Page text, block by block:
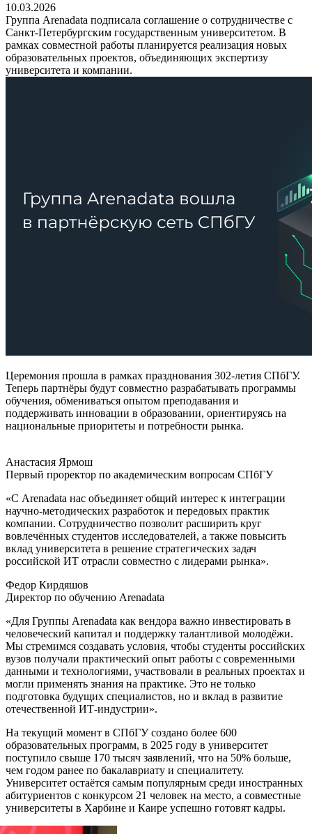
10.03.2026
Группа Arenadata подписала соглашение о сотрудничестве с
Санкт‑Петербургским государственным университетом. В
рамках совместной работы планируется реализация новых
образовательных проектов, объединяющих экспертизу
университета и компании.
Церемония прошла в рамках празднования 302-летия СПбГУ.
Теперь партнёры будут совместно разрабатывать программы
обучения, обмениваться опытом преподавания и
поддерживать инновации в образовании, ориентируясь на
национальные приоритеты и потребности рынка.
Анастасия Ярмош
Первый проректор по академическим вопросам СПбГУ
«С Arenadata нас объединяет общий интерес к интеграции
научно-методических разработок и передовых практик
компании. Сотрудничество позволит расширить круг
вовлечённых студентов исследователей, а также повысить
вклад университета в решение стратегических задач
российской ИТ отрасли совместно с лидерами рынка».
Федор Кирдяшов
Директор по обучению Arenadata
«Для Группы Arenadata как вендора важно инвестировать в
человеческий капитал и поддержку талантливой молодёжи.
Мы стремимся создавать условия, чтобы студенты российских
вузов получали практический опыт работы с современными
данными и технологиями, участвовали в реальных проектах и
могли применять знания на практике. Это не только
подготовка будущих специалистов, но и вклад в развитие
отечественной ИТ-индустрии».
На текущий момент в СПбГУ создано более 600
образовательных программ, в 2025 году в университет
поступило свыше 170 тысяч заявлений, что на 50% больше,
чем годом ранее по бакалавриату и специалитету.
Университет остаётся самым популярным среди иностранных
абитуриентов с конкурсом 21 человек на место, а совместные
университеты в Харбине и Каире успешно готовят кадры.